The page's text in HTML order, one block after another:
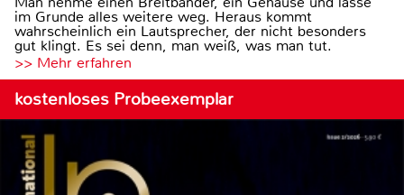
im Grunde alles weitere weg. Heraus kommt
wahrscheinlich ein Lautsprecher, der nicht besonders
gut klingt. Es sei denn, man weiß, was man tut.
>> Mehr erfahren
kostenloses Probeexemplar